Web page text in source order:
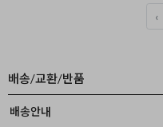
‹
배송/교환/반품
배송안내